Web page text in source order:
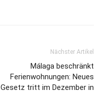
Nächster Artikel
Málaga beschränkt
Ferienwohnungen: Neues
Gesetz tritt im Dezember in